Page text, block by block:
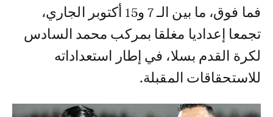
فما فوق، ما بين الـ 7 و15 أكتوبر الجاري،
تجمعا إعداديا مغلقا بمركب محمد السادس
لكرة القدم بسلا، في إطار استعداداته
للاستحقاقات المقبلة.